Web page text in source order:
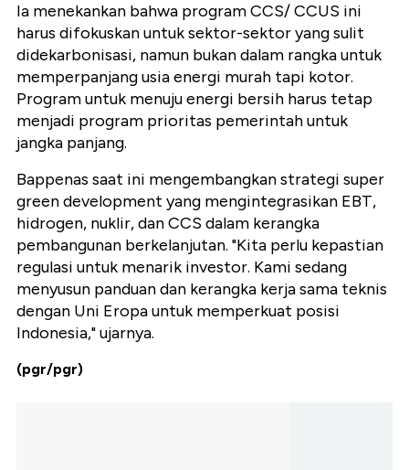
Ia menekankan bahwa program CCS/ CCUS ini
harus difokuskan untuk sektor-sektor yang sulit
didekarbonisasi, namun bukan dalam rangka untuk
memperpanjang usia energi murah tapi kotor.
Program untuk menuju energi bersih harus tetap
menjadi program prioritas pemerintah untuk
jangka panjang.
Bappenas saat ini mengembangkan strategi super
green development yang mengintegrasikan EBT,
hidrogen, nuklir, dan CCS dalam kerangka
pembangunan berkelanjutan. "Kita perlu kepastian
regulasi untuk menarik investor. Kami sedang
menyusun panduan dan kerangka kerja sama teknis
dengan Uni Eropa untuk memperkuat posisi
Indonesia," ujarnya.
(pgr/pgr)